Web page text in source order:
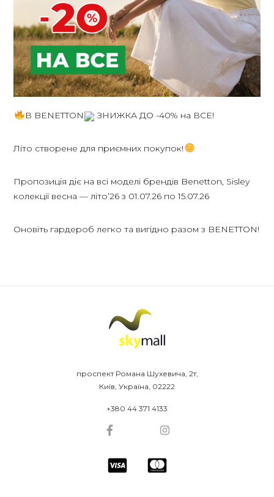
В BENETTON ЗНИЖКА ДО -40% на ВСЕ!
Літо створене для приємних покупок!
Пропозиція діє на всі моделі брендів Benetton, Sisley
колекції весна — літоʼ26 з 01.07.26 по 15.07.26
Оновіть гардероб легко та вигідно разом з BENETTON!
проспект Романа Шухевича, 2т,
Київ, Україна, 02222
+380 44 371 4133